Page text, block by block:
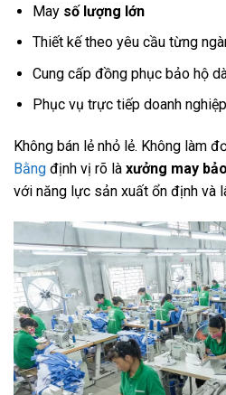
May số lượng lớn
Thiết kế theo yêu cầu từng
Cung cấp đồng phục bảo hộ
Phục vụ trực tiếp doanh
Không bán lẻ nhỏ lẻ. Không làm
Bằng định vị rõ là xưởng may
với năng lực sản xuất ổn định và